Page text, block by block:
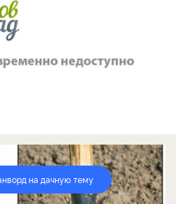
на дачную тему